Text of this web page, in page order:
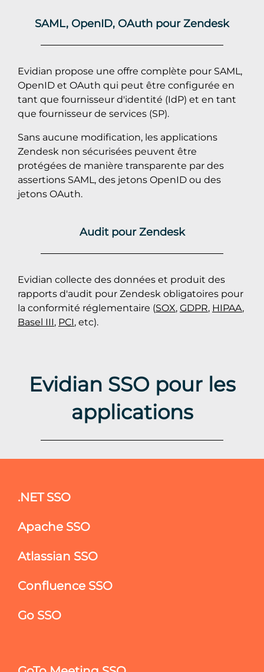
SAML, OpenID, OAuth pour Zendesk
Evidian propose une offre complète pour SAML,
OpenID et OAuth qui peut être configurée en
tant que fournisseur d'identité (IdP) et en tant
que fournisseur de services (SP).
Sans aucune modification, les applications
Zendesk non sécurisées peuvent être
protégées de manière transparente par des
assertions SAML, des jetons OpenID ou des
jetons OAuth.
Audit pour Zendesk
Evidian collecte des données et produit des
rapports d'audit pour Zendesk obligatoires pour
la conformité réglementaire (SOX, GDPR, HIPAA,
Basel III, PCI, etc).
Evidian SSO pour les
applications
.NET SSO
Apache SSO
Atlassian SSO
Confluence SSO
Go SSO